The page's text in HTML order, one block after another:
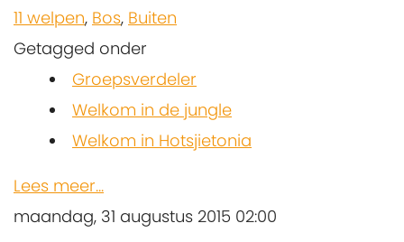
11 welpen, Bos, Buiten
Getagged onder
Groepsverdeler
Welkom in de jungle
Welkom in Hotsjietonia
Lees meer...
maandag, 31 augustus 2015 02:00